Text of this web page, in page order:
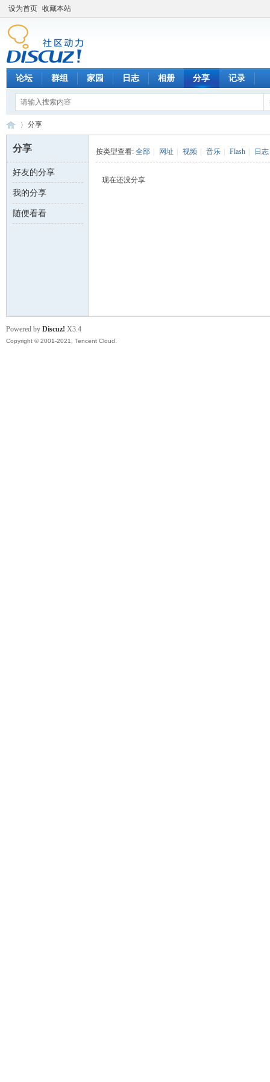
设为首页 收藏本站
论坛 群组 家园 日志 相册 分享 记录
数 ›
分享
分享
好友的分享
我的分享
随便看看
按类型查看: 全部 网址 视频 音乐 Flash 日志
现在还没分享
Powered by Discuz! X3.4
Copyright © 2001-2021, Tencent Cloud.